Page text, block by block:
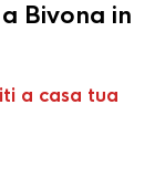
Bivona in
a casa tua